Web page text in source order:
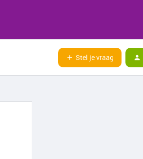
Stel je vraag